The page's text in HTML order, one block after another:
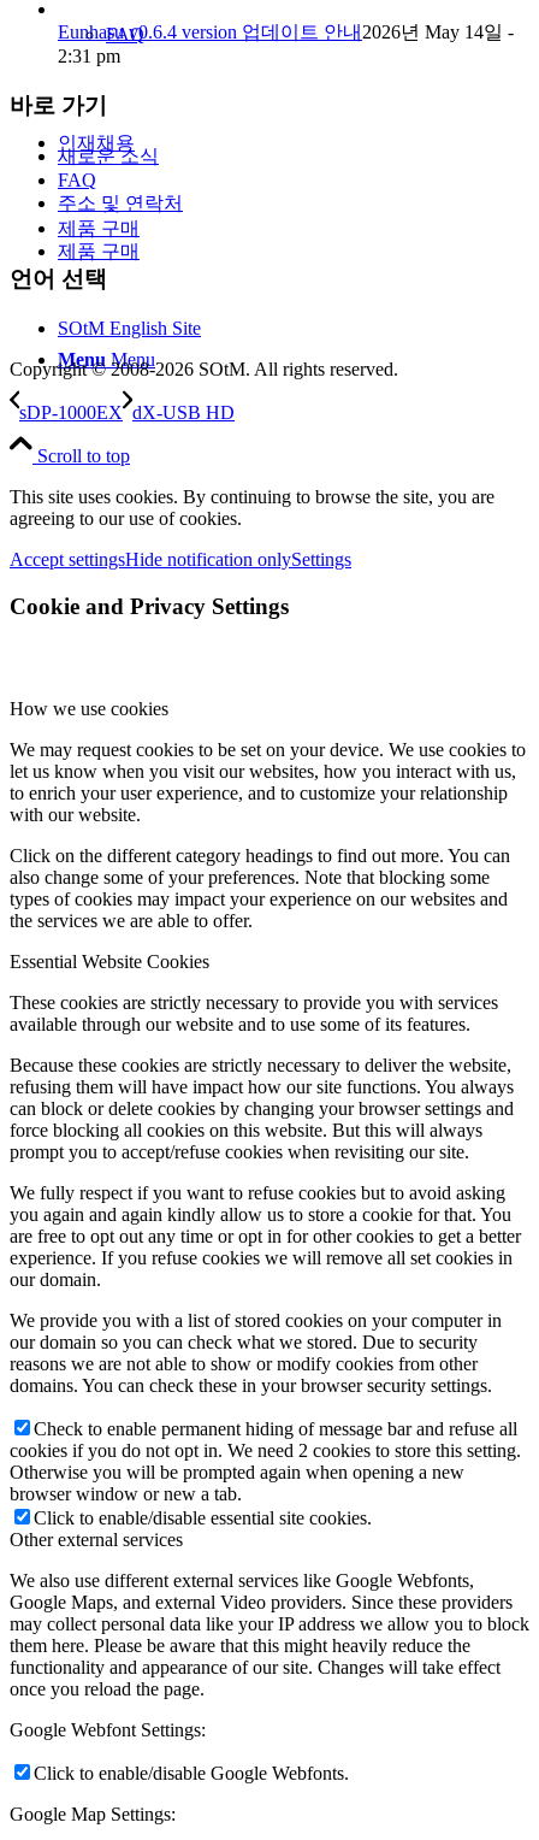
FAQ
인재채용
제품 구매
Menu Menu
Eunhasu v0.6.4 version 업데이트 안내 2026년 May 14일 -
2:31 pm
바로 가기
새로운 소식
FAQ
주소 및 연락처
제품 구매
언어 선택
SOtM English Site
Copyright © 2008-2026 SOtM. All rights reserved.
sDP-1000EX dX-USB HD
Scroll to top
This site uses cookies. By continuing to browse the site, you are
agreeing to our use of cookies.
Accept settingsHide notification onlySettings
Cookie and Privacy Settings
How we use cookies
We may request cookies to be set on your device. We use cookies to
let us know when you visit our websites, how you interact with us,
to enrich your user experience, and to customize your relationship
with our website.
Click on the different category headings to find out more. You can
also change some of your preferences. Note that blocking some
types of cookies may impact your experience on our websites and
the services we are able to offer.
Essential Website Cookies
These cookies are strictly necessary to provide you with services
available through our website and to use some of its features.
Because these cookies are strictly necessary to deliver the website,
refusing them will have impact how our site functions. You always
can block or delete cookies by changing your browser settings and
force blocking all cookies on this website. But this will always
prompt you to accept/refuse cookies when revisiting our site.
We fully respect if you want to refuse cookies but to avoid asking
you again and again kindly allow us to store a cookie for that. You
are free to opt out any time or opt in for other cookies to get a better
experience. If you refuse cookies we will remove all set cookies in
our domain.
We provide you with a list of stored cookies on your computer in
our domain so you can check what we stored. Due to security
reasons we are not able to show or modify cookies from other
domains. You can check these in your browser security settings.
Check to enable permanent hiding of message bar and refuse all
cookies if you do not opt in. We need 2 cookies to store this setting.
Otherwise you will be prompted again when opening a new
browser window or new a tab.
Click to enable/disable essential site cookies.
Other external services
We also use different external services like Google Webfonts,
Google Maps, and external Video providers. Since these providers
may collect personal data like your IP address we allow you to block
them here. Please be aware that this might heavily reduce the
functionality and appearance of our site. Changes will take effect
once you reload the page.
Google Webfont Settings:
Click to enable/disable Google Webfonts.
Google Map Settings: